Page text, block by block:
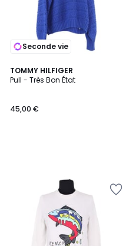
Seconde vie
TOMMY HILFIGER
Pull - Très Bon État
45,00 €